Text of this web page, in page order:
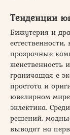
Тенденции
Бижутерия и
прозрачные
женственность
граничащая с
простота и
ювелирном
эклектика.
решений,
выводят на